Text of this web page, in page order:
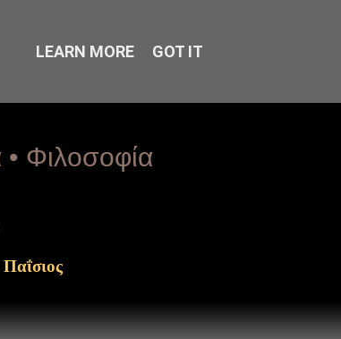
• Φιλοσοφία
Παΐσιος
LEARN MORE GOT IT